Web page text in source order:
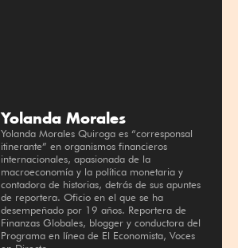
Yolanda Morales
Yolanda Morales Quiroga es “corresponsal
itinerante” en organismos financieros
internacionales, apasionada de la
macroeconomía y la política monetaria y
contadora de historias, detrás de sus apuntes
de reportera. Oficio en el que se ha
desempeñado por 19 años. Reportera de
Finanzas Globales, blogger y conductora del
Programa en línea de El Economista, Voces